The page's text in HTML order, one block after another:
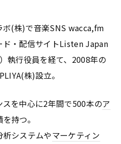
(株)で音楽SNS wacca,fm
ド・配信サイトListen Japan
執行役員を経て、2008年の
株)設立。
を中心に2年間で500本のア
持つ。
析システムやマーケティン